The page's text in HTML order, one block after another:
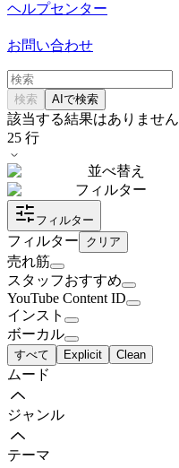
ヘルプセンター
お問い合わせ
検索 AIで検索
該当する結果はありません
25 行
並べ替え
フィルター
フィルター
フィルター クリア
売れ筋
スタッフおすすめ
YouTube Content ID
インスト
ボーカル
すべて Explicit Clean
ムード
ジャンル
テーマ